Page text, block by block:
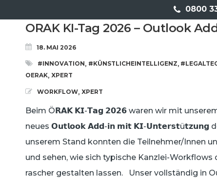
0800
ORAK KI-Tag 2026 – Outlook
18. MAI 2026
#INNOVATION, #KÜNSTLICHEINTELLIGENZ,
OERAK, XPERT
WORKFLOW, XPERT
Beim Ö𝗥𝗔𝗞 𝗞𝗜-𝗧𝗮𝗴 𝟮𝟬𝟮𝟲 waren wir mit
neues 𝗢𝘂𝘁𝗹𝗼𝗼𝗸 𝗔𝗱𝗱-𝗶𝗻 𝗺𝗶𝘁 𝗞𝗜-𝗨𝗻𝘁𝗲𝗿𝘀𝘁ü𝘁𝘇𝘂𝗻𝗴
unserem Stand konnten die Teilnehmer/Innen
und sehen, wie sich typische Kanzlei-
rascher gestalten lassen. Unser vollständig in